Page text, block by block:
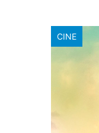
CINE